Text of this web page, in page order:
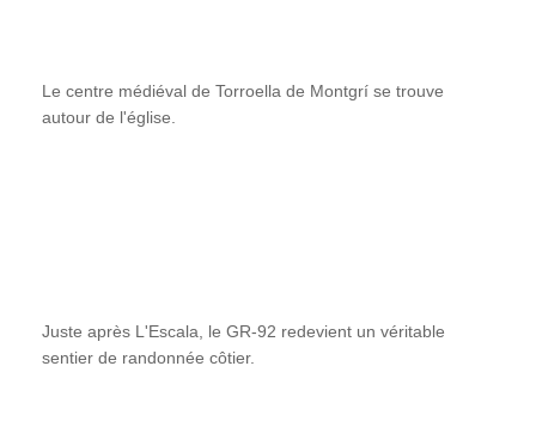
Le centre médiéval de Torroella de Montgrí se trouve
autour de l'église.
Juste après L'Escala, le GR-92 redevient un véritable
sentier de randonnée côtier.